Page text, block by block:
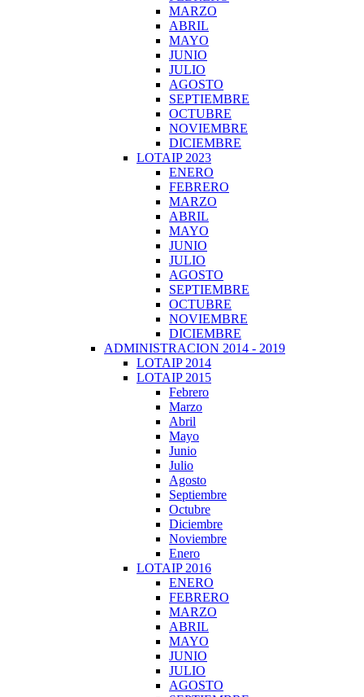
MARZO
ABRIL
MAYO
JUNIO
JULIO
AGOSTO
SEPTIEMBRE
OCTUBRE
NOVIEMBRE
DICIEMBRE
LOTAIP 2023
ENERO
FEBRERO
MARZO
ABRIL
MAYO
JUNIO
JULIO
AGOSTO
SEPTIEMBRE
OCTUBRE
NOVIEMBRE
DICIEMBRE
ADMINISTRACION 2014 - 2019
LOTAIP 2014
LOTAIP 2015
Febrero
Marzo
Abril
Mayo
Junio
Julio
Agosto
Septiembre
Octubre
Diciembre
Noviembre
Enero
LOTAIP 2016
ENERO
FEBRERO
MARZO
ABRIL
MAYO
JUNIO
JULIO
AGOSTO